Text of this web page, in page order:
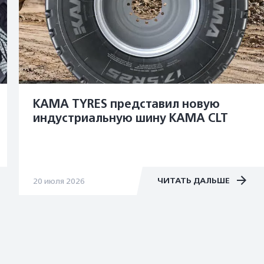
KAMA TYRES представил новую
индустриальную шину KAMA CLT
20 июля 2026 ЧИТАТЬ ДАЛЬШЕ